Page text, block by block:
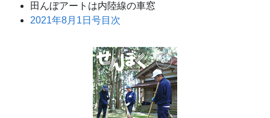
田んぼアートは内陸線の車窓
2021年8月1日号目次